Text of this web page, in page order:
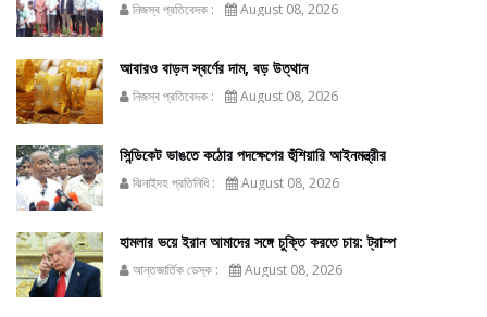
নিজস্ব প্রতিবেদক : August 08, 2026
আবারও বাড়ল স্বর্ণের দাম, বড় উত্থান
নিজস্ব প্রতিবেদক : August 08, 2026
সিন্ডিকেট ভাঙতে কঠোর পদক্ষেপের হুঁশিয়ারি আইনমন্ত্রীর
ঝিনাইদহ প্রতিনিধি : August 08, 2026
হামলার ভয়ে ইরান আমাদের সঙ্গে চুক্তি করতে চায়: ট্রাম্প
আন্তজার্তিক ডেস্ক : August 08, 2026